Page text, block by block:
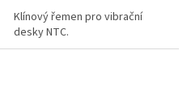
Klínový řemen pro vibrační
desky NTC.